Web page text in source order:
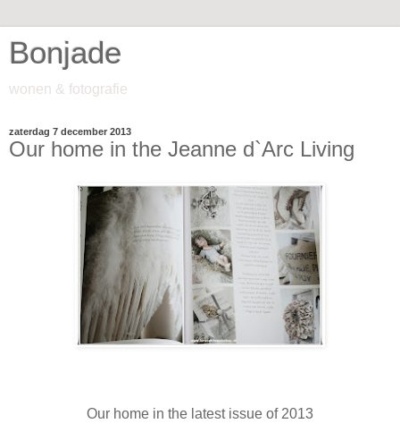
Bonjade
wonen & fotografie
zaterdag 7 december 2013
Our home in the Jeanne d`Arc Living
Our home in the latest issue of 2013